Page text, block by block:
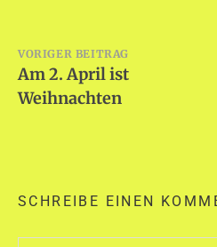
Beitragsnavigation
VORIGER BEITRAG
Am 2. April ist
Weihnachten
SCHREIBE EINEN